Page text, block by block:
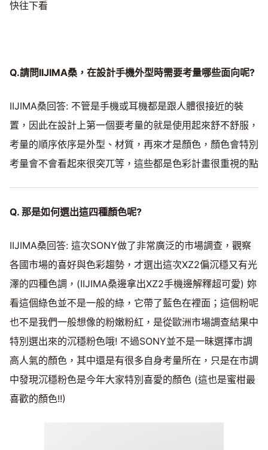
快往下看
Q.請問IIJIMA桑，在設計手機外型時需要考量哪些面向呢?
IIJIMA桑回答: 不管是手機或耳機都是跟人體很接近的裝
置，因此在設計上第一個要考量的就是使用起來舒不舒服，
考量的順序依序是外型、材質，再來才是顏色，顏色會特別
考量會不會看起來很突兀等，這些都是色彩計畫很重視的點
Q. 那是如何選出這四種顏色呢?
IIJIMA桑回答: 這次SONY做了非常廣泛的市場調查，觀察
各國市場的喜好與色彩趨勢，才選出這次XZ2偏沉穩又有光
澤的四種色調，(IIJIMA桑邊拿出XZ2手機邊解釋超可愛) 妳
看這個綠色並不是一般的綠，它帶了藍色在裡面；這個粉呢
也不是我們一般想像的粉嫩粉紅，是從歐洲市場調查結果中
特別選出來的沉穩粉色哦! 不過SONY並不是一昧選擇市調
高人氣的顏色，其中還是有很多自身考量所在，只是在市調
中發現沉穩粉色是今年大家特別喜愛的顏色 (這也是蜜柑最
喜歡的顏色!!)